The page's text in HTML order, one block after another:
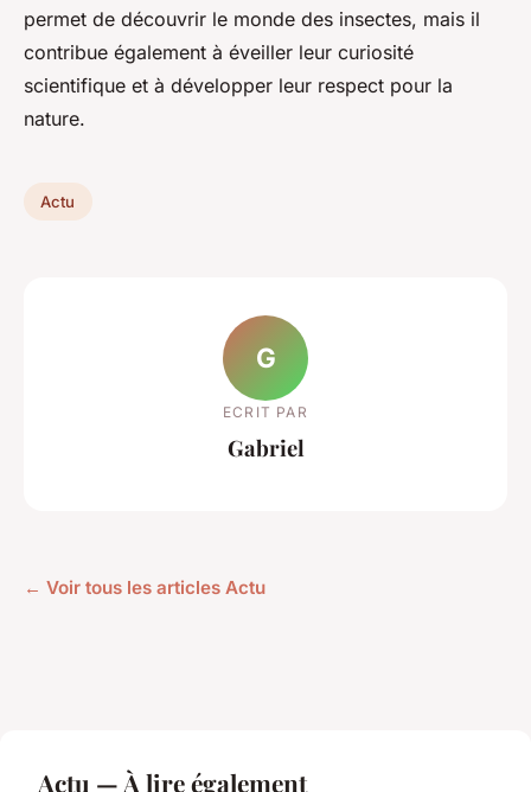
permet de découvrir le monde des insectes, mais il
contribue également à éveiller leur curiosité
scientifique et à développer leur respect pour la
nature.
Actu
G
ECRIT PAR
Gabriel
← Voir tous les articles Actu
Actu — À lire également